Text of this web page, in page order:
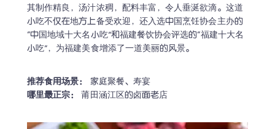
其制作精良，汤汁浓稠，配料丰富，令人垂涎欲滴。这道
小吃不仅在地方上备受欢迎，还入选中国烹饪协会主办的
“中国地域十大名小吃”和福建餐饮协会评选的“福建十大名
小吃”，为福建美食增添了一道美丽的风景。
推荐食用场景：
哪里最正宗：
莆田涵江区的卤面老店